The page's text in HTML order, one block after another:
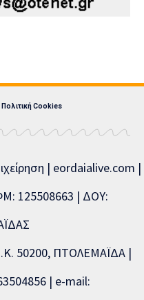
Πολιτική Cookies
| eordaialive.com |
125508663 | ΔΟΥ:
50200, ΠΤΟΛΕΜΑΪΔΑ |
| e-mail: